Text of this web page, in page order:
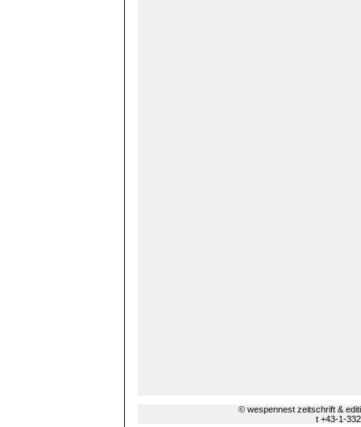
© wespennest zeitschrift &
t +43-1-